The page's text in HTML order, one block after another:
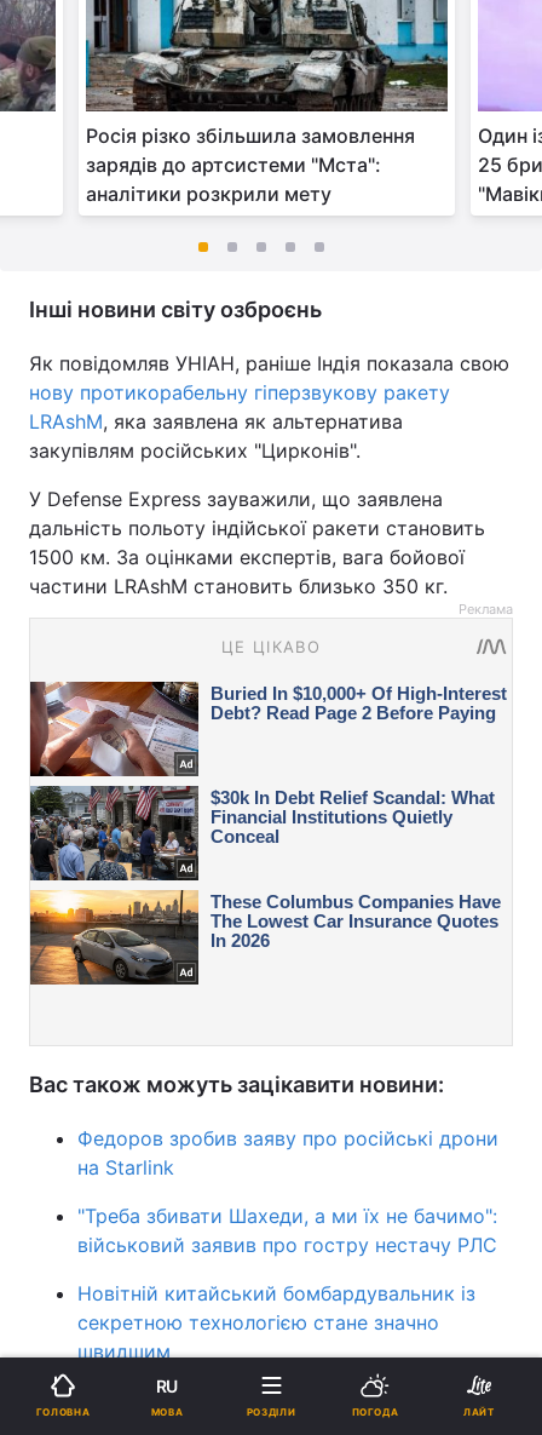
Росія різко збільшила замовлення
зарядів до артсистеми "Мста":
аналітики розкрили мету
Один
25
Інші новини світу озброєнь
Як повідомляв УНІАН, раніше Індія показала свою
нову протикорабельну гіперзвукову ракету
LRAshM, яка заявлена як альтернатива
закупівлям російських "Цирконів".
У Defense Express зауважили, що заявлена
дальність польоту індійської ракети становить
1500 км. За оцінками експертів, вага бойової
частини LRAshM становить близько 350 кг.
Реклама
Вас також можуть зацікавити новини:
Федоров зробив заяву про російські дрони
на Starlink
"Треба збивати Шахеди, а ми їх не бачимо":
військовий заявив про гостру нестачу РЛС
Новітній китайський бомбардувальник із
секретною технологією стане значно
швидшим
космос Німеччина Росія
ГОЛОВНА
RU
МОВА РОЗДІЛИ ПОГОДА ЛАЙТ